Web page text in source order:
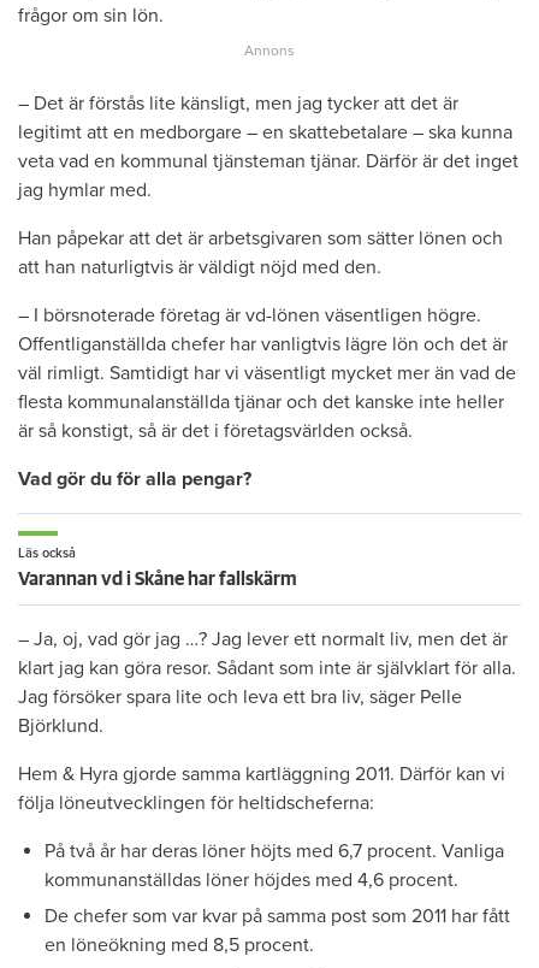
frågor om sin lön.
– Det är förstås lite känsligt, men jag tycker att det är
legitimt att en medborgare – en skattebetalare – ska kunna
veta vad en kommunal tjänsteman tjänar. Därför är det inget
jag hymlar med.
Han påpekar att det är arbetsgivaren som sätter lönen och
att han naturligtvis är väldigt nöjd med den.
– I börsnoterade företag är vd-lönen väsentligen högre.
Offentliganställda chefer har vanligtvis lägre lön och det är
väl rimligt. Samtidigt har vi väsentligt mycket mer än vad de
flesta kommunalanställda tjänar och det kanske inte heller
är så konstigt, så är det i företagsvärlden också.
Vad gör du för alla pengar?
Läs också
Varannan vd i Skåne har fallskärm
– Ja, oj, vad gör jag …? Jag lever ett normalt liv, men det är
klart jag kan göra resor. Sådant som inte är självklart för alla.
Jag försöker spara lite och leva ett bra liv, säger Pelle
Björklund.
Hem & Hyra gjorde samma kartläggning 2011. Därför kan vi
följa löneutvecklingen för heltidscheferna:
På två år har deras löner höjts med 6,7 procent. Vanliga
kommunanställdas löner höjdes med 4,6 procent.
De chefer som var kvar på samma post som 2011 har fått
en löneökning med 8,5 procent.